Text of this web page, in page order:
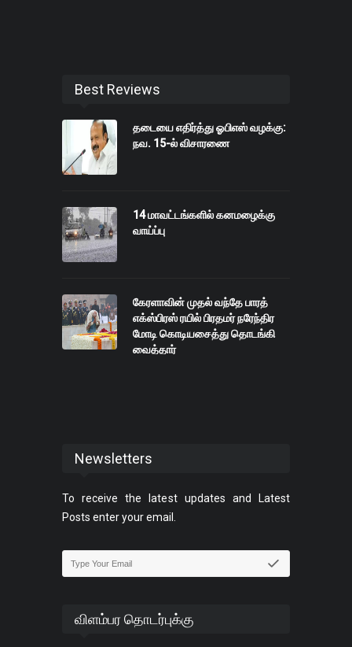
Best Reviews
தடையை எதிர்த்து ஓபிஎஸ் வழக்கு:
நவ. 15-ல் விசாரணை
14 மாவட்டங்களில் கனமழைக்கு
வாய்ப்பு
கேரளாவின் முதல் வந்தே பாரத்
எக்ஸ்பிரஸ் ரயில் பிரதமர் நரேந்திர
மோடி கொடியசைத்து தொடங்கி
வைத்தார்
Newsletters
To receive the latest updates and Latest
Posts enter your email.
விளம்பர தொடர்புக்கு